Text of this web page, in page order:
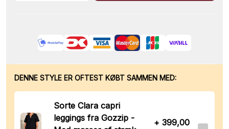
DENNE STYLE ER OFTEST KØBT SAMMEN MED:
Sorte Clara capri
leggings fra Gozzip -
+ 399,00